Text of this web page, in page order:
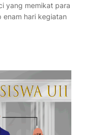
yang memikat para
enam hari kegiatan